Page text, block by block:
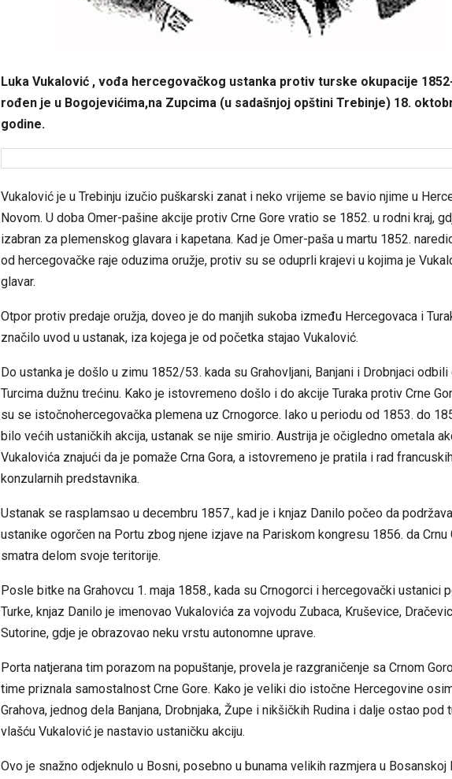
Luka Vukalović , vođa hercegovačkog ustanka protiv turske okupacije
rođen je u Bogojevićima,na Zupcima (u sadašnjoj opštini Trebinje) 18.
godine.
Vukalović je u Trebinju izučio puškarski zanat i neko vrijeme se bavio njime u
Novom. U doba Omer-pašine akcije protiv Crne Gore vratio se 1852. u rodni kraj,
izabran za plemenskog glavara i kapetana. Kad je Omer-paša u martu 1852.
od hercegovačke raje oduzima oružje, protiv su se oduprli krajevi u kojima je
glavar.
Otpor protiv predaje oružja, doveo je do manjih sukoba između Hercegovaca i
značilo uvod u ustanak, iza kojega je od početka stajao Vukalović.
Do ustanka je došlo u zimu 1852/53. kada su Grahovljani, Banjani i Drobnjaci
Turcima dužnu trećinu. Kako je istovremeno došlo i do akcije Turaka protiv Crne
su se istočnohercegovačka plemena uz Crnogorce. Iako u periodu od 1853. do
bilo većih ustaničkih akcija, ustanak se nije smirio. Austrija je očigledno ometala
Vukalovića znajući da je pomaže Crna Gora, a istovremeno je pratila i rad
konzularnih predstavnika.
Ustanak se rasplamsao u decembru 1857., kad je i knjaz Danilo počeo da podržava
ustanike ogorčen na Portu zbog njene izjave na Pariskom kongresu 1856. da Crnu
smatra delom svoje teritorije.
Posle bitke na Grahovcu 1. maja 1858., kada su Crnogorci i hercegovački ustanici
Turke, knjaz Danilo je imenovao Vukalovića za vojvodu Zubaca, Kruševice,
Sutorine, gdje je obrazovao neku vrstu autonomne uprave.
Porta natjerana tim porazom na popuštanje, provela je razgraničenje sa Crnom
time priznala samostalnost Crne Gore. Kako je veliki dio istočne Hercegovine
Grahova, jednog dela Banjana, Drobnjaka, Župe i nikšičkih Rudina i dalje ostao pod
vlašću Vukalović je nastavio ustaničku akciju.
Ovo je snažno odjeknulo u Bosni, posebno u bunama velikih razmjera u Bosanskoj